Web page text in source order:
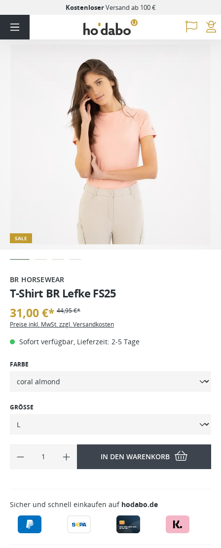
KostenloserVersand ab 100 €
SALE
BR HORSEWEAR
T-Shirt BR Lefke FS25
31,00 €* 44,95 €*
Preise inkl. MwSt. zzgl. Versandkosten
Sofort verfügbar, Lieferzeit: 2-5 Tage
FARBE
GRÖSSE
IN DEN WARENKORB
Sicher und schnell einkaufen auf hodabo.de